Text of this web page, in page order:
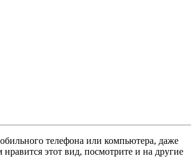
телефона или компьютера, даже
этот вид, посмотрите и на другие